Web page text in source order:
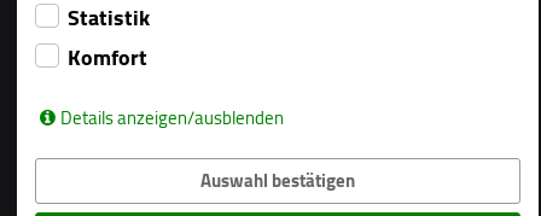
Telefon +49 4321 96514 – 0
Fax +49 4321 96514 – 29
info@voss-holzbau.de
Kundenbewertung
Statistik
Komfort
Details anzeigen/ausblenden
Auswahl bestätigen